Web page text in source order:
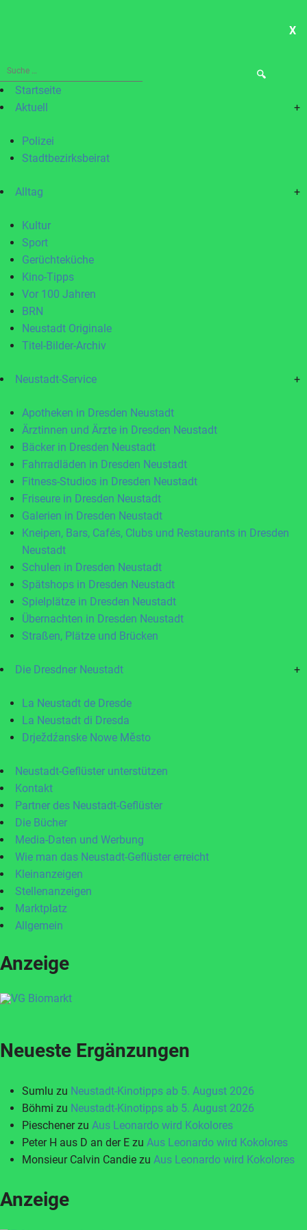
X
Suche
nach:Startseite
Aktuell
+
Polizei
Stadtbezirksbeirat
Alltag +
Kultur
Sport
Gerüchteküche
Kino-Tipps
Vor 100 Jahren
BRN
Neustadt Originale
Titel-Bilder-Archiv
Neustadt-Service +
Apotheken in Dresden Neustadt
Ärztinnen und Ärzte in Dresden Neustadt
Bäcker in Dresden Neustadt
Fahrradläden in Dresden Neustadt
Fitness-Studios in Dresden Neustadt
Friseure in Dresden Neustadt
Galerien in Dresden Neustadt
Kneipen, Bars, Cafés, Clubs und Restaurants in Dresden
Neustadt
Schulen in Dresden Neustadt
Spätshops in Dresden Neustadt
Spielplätze in Dresden Neustadt
Übernachten in Dresden Neustadt
Straßen, Plätze und Brücken
Die Dresdner Neustadt +
La Neustadt de Dresde
La Neustadt di Dresda
Drježdźanske Nowe Město
Neustadt-Geflüster unterstützen
Kontakt
Partner des Neustadt-Geflüster
Die Bücher
Media-Daten und Werbung
Wie man das Neustadt-Geflüster erreicht
Kleinanzeigen
Stellenanzeigen
Marktplatz
Allgemein
Anzeige
Neueste Ergänzungen
Sumlu zu Neustadt-Kinotipps ab 5. August 2026
Böhmi zu Neustadt-Kinotipps ab 5. August 2026
Pieschenerzu Aus Leonardo wird Kokolores
Peter H aus D an der E zu Aus Leonardo wird Kokolores
Monsieur Calvin Candie zu Aus Leonardo wird Kokolores
Anzeige